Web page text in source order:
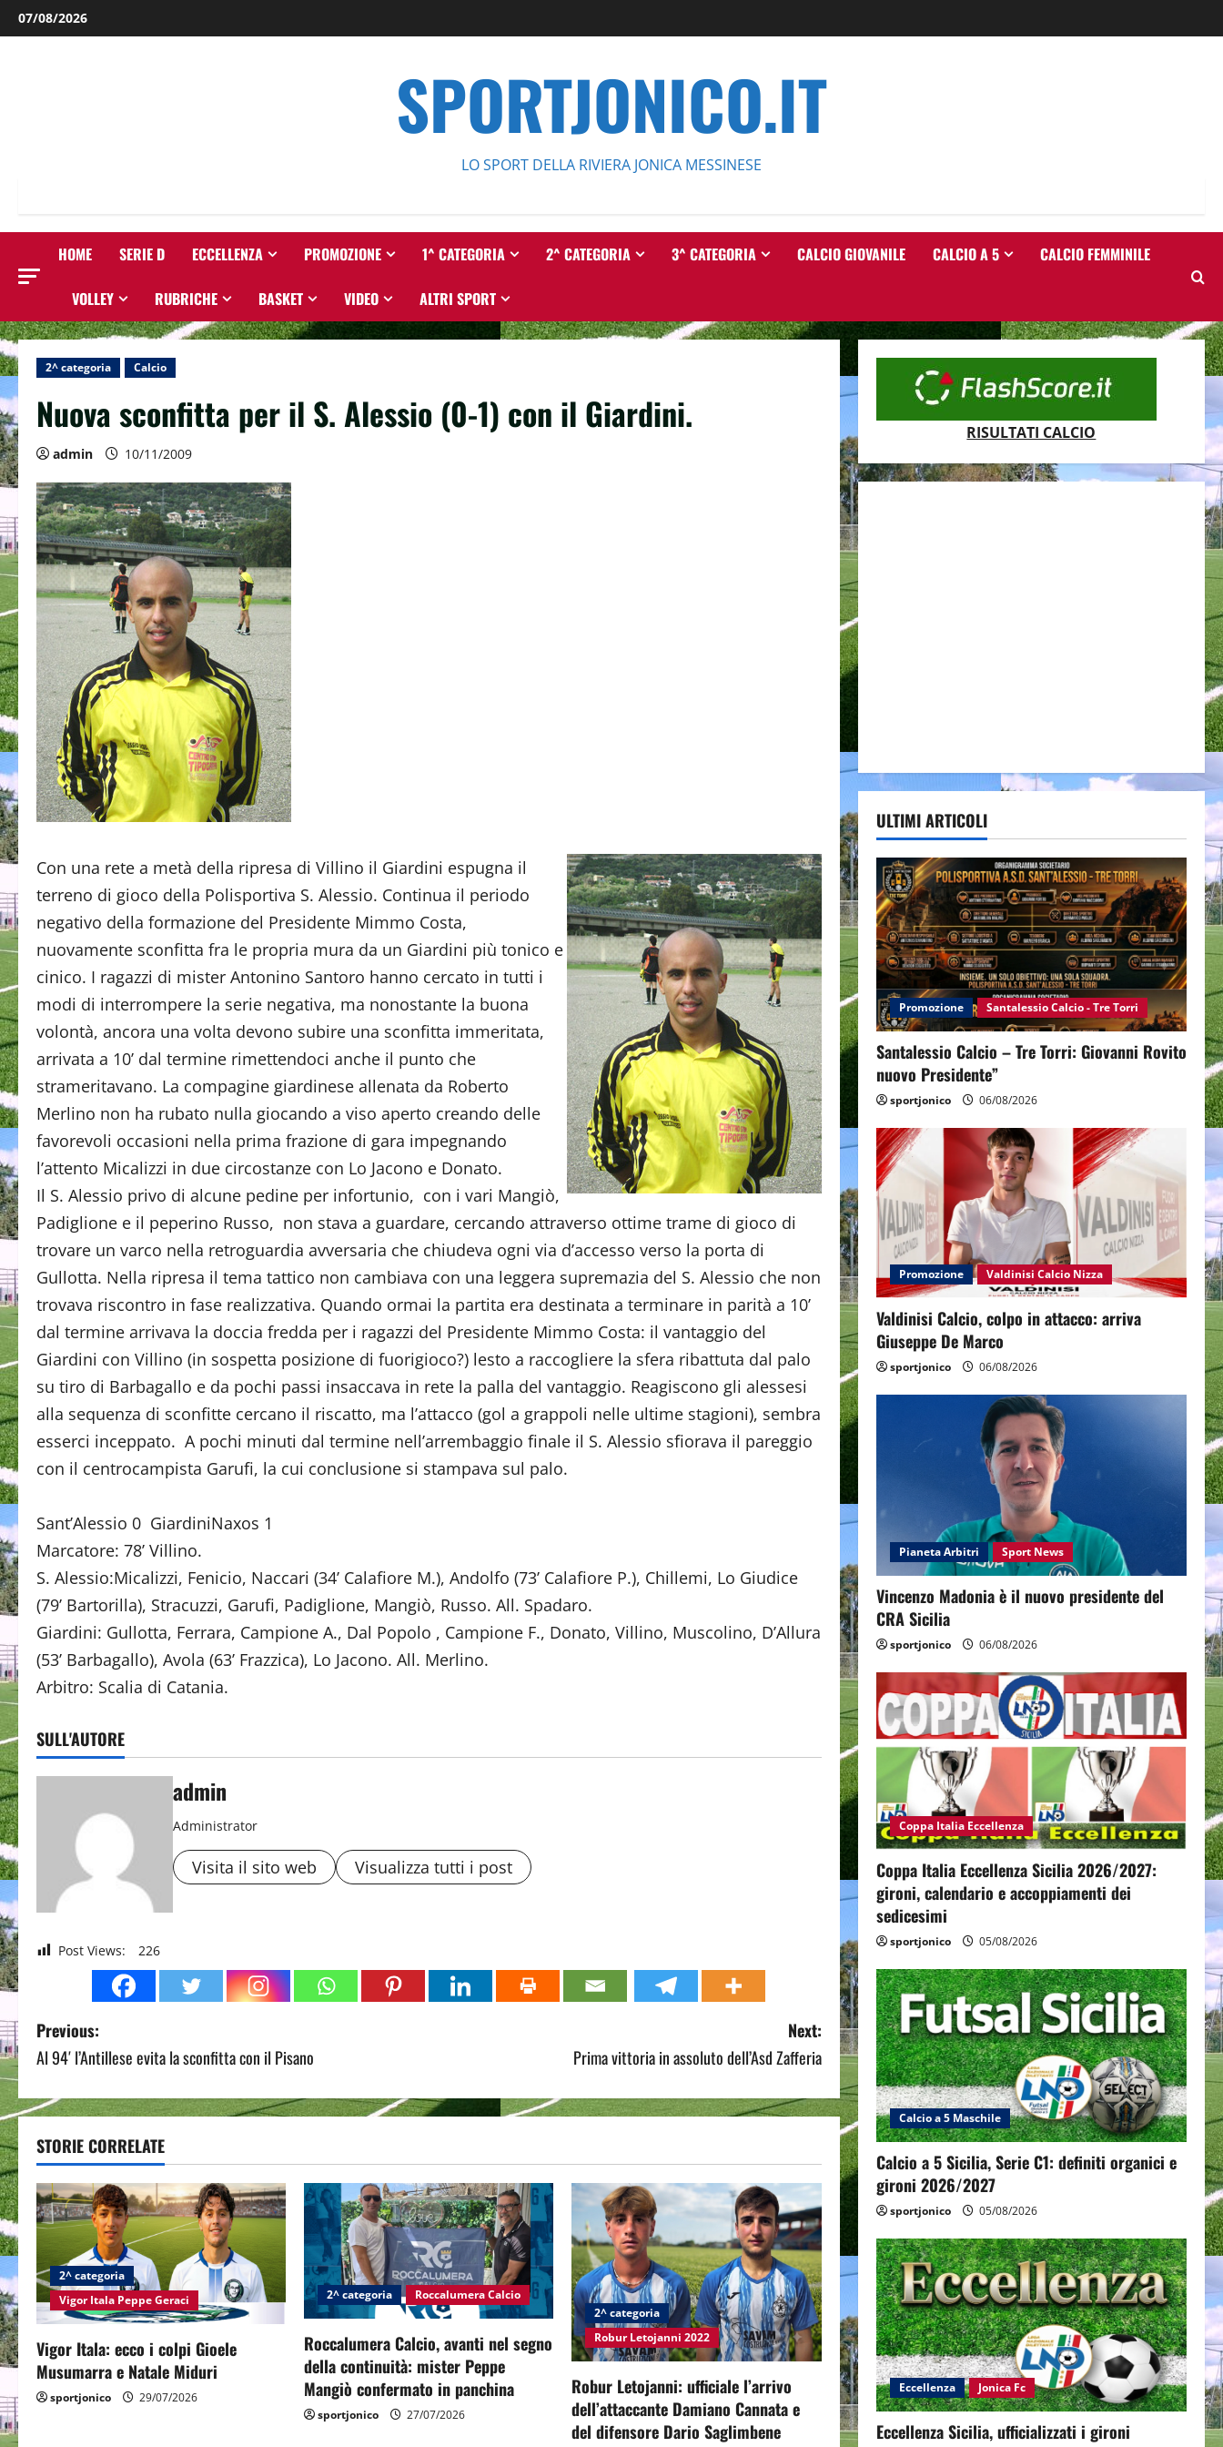
Salta
al
07/08/2026
SPORTJONICO.IT
LO SPORT DELLA RIVIERA JONICA MESSINESE
HOME SERIE D ECCELLENZA PROMOZIONE 1^ CATEGORIA 2^ CATEGORIA 3^ CATEGORIA CALCIO GIOVANILE CALCIO A 5 CALCIO FEMMINILE
VOLLEY RUBRICHE BASKET VIDEO ALTRI SPORT
2^ categoria Calcio
Nuova sconfitta per il S. Alessio (0-1) con il Giardini.
admin 10/11/2009
Con una rete a metà della ripresa di Villino il Giardini espugna il
terreno di gioco della Polisportiva S. Alessio. Continua il periodo
negativo della formazione del Presidente Mimmo Costa,
nuovamente sconfitta fra le propria mura da un Giardini più tonico e
cinico. I ragazzi di mister Antonino Santoro hanno cercato in tutti i
modi di interrompere la serie negativa, ma nonostante la buona
volontà, ancora una volta devono subire una sconfitta immeritata,
arrivata a 10’ dal termine rimettendoci anche il punto che
strameritavano. La compagine giardinese allenata da Roberto
Merlino non ha rubato nulla giocando a viso aperto creando delle
favorevoli occasioni nella prima frazione di gara impegnando
l’attento Micalizzi in due circostanze con Lo Jacono e Donato.
Il S. Alessio privo di alcune pedine per infortunio, con i vari Mangiò,
Padiglione e il peperino Russo, non stava a guardare, cercando attraverso ottime trame di gioco di
trovare un varco nella retroguardia avversaria che chiudeva ogni via d’accesso verso la porta di
Gullotta. Nella ripresa il tema tattico non cambiava con una leggera supremazia del S. Alessio che non
trovava riscontro in fase realizzativa. Quando ormai la partita era destinata a terminare in parità a 10’
dal termine arrivava la doccia fredda per i ragazzi del Presidente Mimmo Costa: il vantaggio del
Giardini con Villino (in sospetta posizione di fuorigioco?) lesto a raccogliere la sfera ribattuta dal palo
su tiro di Barbagallo e da pochi passi insaccava in rete la palla del vantaggio. Reagiscono gli alessesi
alla sequenza di sconfitte cercano il riscatto, ma l’attacco (gol a grappoli nelle ultime stagioni), sembra
esserci inceppato. A pochi minuti dal termine nell’arrembaggio finale il S. Alessio sfiorava il pareggio
con il centrocampista Garufi, la cui conclusione si stampava sul palo.
Sant’Alessio 0 GiardiniNaxos 1
Marcatore: 78’ Villino.
S. Alessio:Micalizzi, Fenicio, Naccari (34’ Calafiore M.), Andolfo (73’ Calafiore P.), Chillemi, Lo Giudice
(79’ Bartorilla), Stracuzzi, Garufi, Padiglione, Mangiò, Russo. All. Spadaro.
Giardini: Gullotta, Ferrara, Campione A., Dal Popolo , Campione F., Donato, Villino, Muscolino, D’Allura
(53’ Barbagallo), Avola (63’ Frazzica), Lo Jacono. All. Merlino.
Arbitro: Scalia di Catania.
SULL'AUTORE
admin
Administrator
Visita il sito web Visualizza tutti i post
Post Views: 226
P
o
s
t
n
a
v
i
g
a
t
Previous:
Al 94′ l’Antillese evita la sconfitta con il Pisano
Next:
Prima vittoria in assoluto dell’Asd Zafferia
STORIE CORRELATE
2^ categoria
Vigor Itala Peppe Geraci
Vigor Itala: ecco i colpi Gioele
Musumarra e Natale Miduri
sportjonico 29/07/2026
2^ categoria Roccalumera Calcio
Roccalumera Calcio, avanti nel segno
della continuità: mister Peppe
Mangiò confermato in panchina
sportjonico 27/07/2026
2^ categoria
Robur Letojanni 2022
Robur Letojanni: ufficiale l’arrivo
dell’attaccante Damiano Cannata e
del difensore Dario Saglimbene
RISULTATI CALCIO
ULTIMI ARTICOLI
Promozione Santalessio Calcio - Tre Torri
Santalessio Calcio – Tre Torri: Giovanni Rovito
nuovo Presidente”
sportjonico 06/08/2026
Promozione Valdinisi Calcio Nizza
Valdinisi Calcio, colpo in attacco: arriva
Giuseppe De Marco
sportjonico 06/08/2026
Pianeta Arbitri Sport News
Vincenzo Madonia è il nuovo presidente del
CRA Sicilia
sportjonico 06/08/2026
Coppa Italia Eccellenza
Coppa Italia Eccellenza Sicilia 2026/2027:
gironi, calendario e accoppiamenti dei
sedicesimi
sportjonico 05/08/2026
Calcio a 5 Maschile
Calcio a 5 Sicilia, Serie C1: definiti organici e
gironi 2026/2027
sportjonico 05/08/2026
Eccellenza Jonica Fc
Eccellenza Sicilia, ufficializzati i gironi